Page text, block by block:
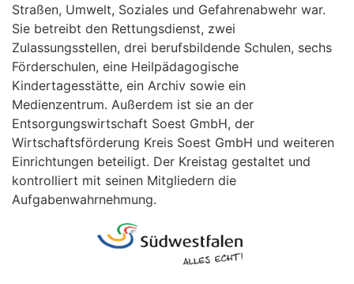
Straßen, Umwelt, Soziales und Gefahrenabwehr war.
Sie betreibt den Rettungsdienst, zwei
Zulassungsstellen, drei berufsbildende Schulen, sechs
Förderschulen, eine Heilpädagogische
Kindertagesstätte, ein Archiv sowie ein
Medienzentrum. Außerdem ist sie an der
Entsorgungswirtschaft Soest GmbH, der
Wirtschaftsförderung Kreis Soest GmbH und weiteren
Einrichtungen beteiligt. Der Kreistag gestaltet und
kontrolliert mit seinen Mitgliedern die
Aufgabenwahrnehmung.